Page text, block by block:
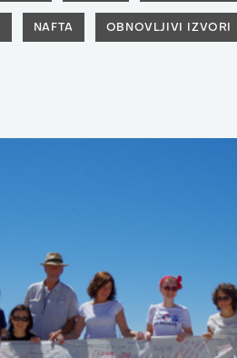
NAFTA OBNOVLJIVI IZVORI